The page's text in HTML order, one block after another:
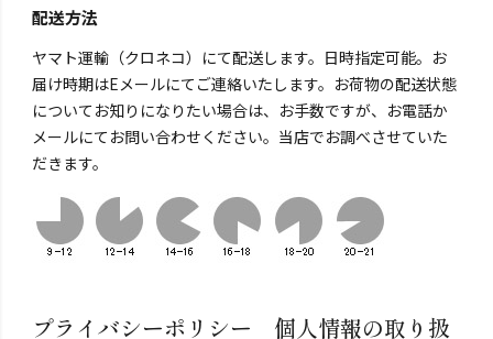
配送方法
ヤマト運輸（クロネコ）にて配送します。日時指定可能。お
届け時期はEメールにてご連絡いたします。お荷物の配送状態
についてお知りになりたい場合は、お手数ですが、お電話か
メールにてお問い合わせください。当店でお調べさせていた
だきます。
プライバシーポリシー 個人情報の取り扱